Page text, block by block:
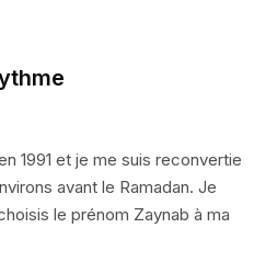
1991 et je me suis reconvertie
avant le Ramadan. Je
le prénom Zaynab à ma